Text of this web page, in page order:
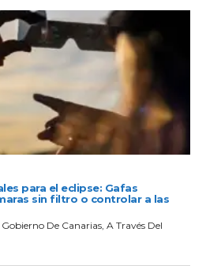
para el eclipse: Gafas
sin filtro o controlar a las
De Canarias, A Través Del